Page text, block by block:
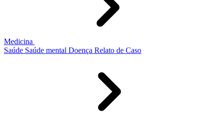
Medicina
Saúde Saúde mental Doença Relato de Caso